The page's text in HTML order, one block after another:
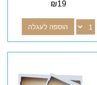
₪19
הוספה לעגלה